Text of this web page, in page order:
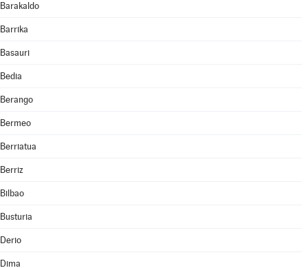
Barakaldo
Barrika
Basauri
Bedia
Berango
Bermeo
Berriatua
Berriz
Bilbao
Busturia
Derio
Dima